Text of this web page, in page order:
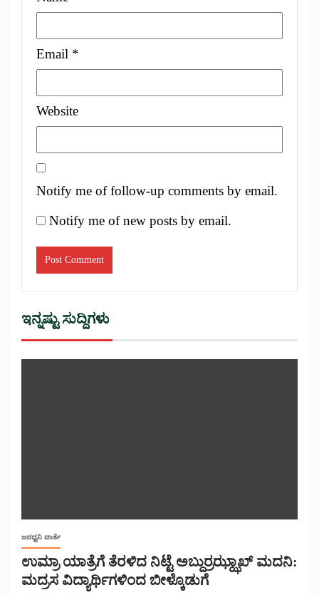
Email *
Website
Notify me of follow-up comments by email.
Notify me of new posts by email.
ಇನ್ನಷ್ಟು ಸುದ್ದಿಗಳು
ಜನಧ್ವನಿ ವಾರ್ತೆ
ಉಮ್ರಾ ಯಾತ್ರೆಗೆ ತೆರಳಿದ ನಿಟ್ಟೆ ಅಬ್ದುರ್ರಝ್ಝಾಖ್ ಮದನಿ:
ಮದ್ರಸ ವಿದ್ಯಾರ್ಥಿಗಳಿಂದ ಬೀಳ್ಕೊಡುಗೆ